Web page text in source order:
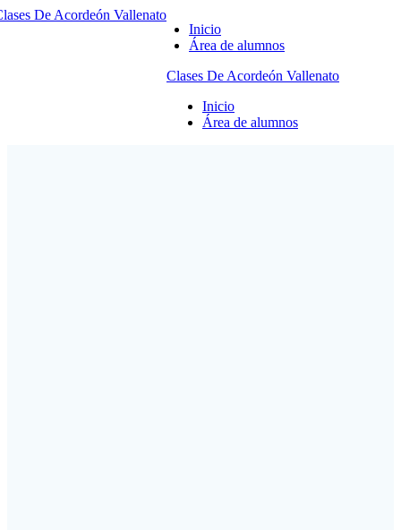
De Acordeón Vallenato
Inicio
Área de alumnos
Clases De Acordeón Vallenato
Inicio
Área de alumnos